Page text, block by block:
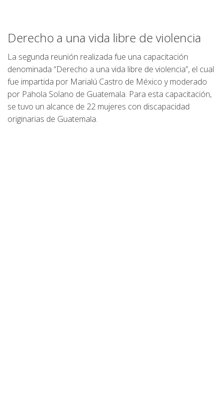
Derecho a una vida libre de violencia
La segunda reunión realizada fue una capacitación
denominada “Derecho a una vida libre de violencia”, el cual
fue impartida por Marialú Castro de México y moderado
por Pahola Solano de Guatemala. Para esta capacitación,
se tuvo un alcance de 22 mujeres con discapacidad
originarias de Guatemala.